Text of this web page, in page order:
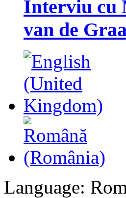
Interviu cu
van de
Language: